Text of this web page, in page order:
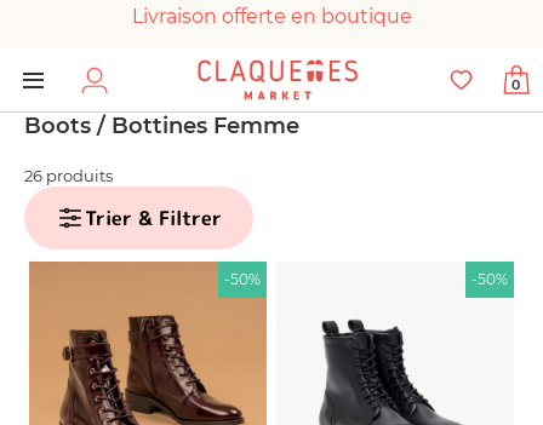
Livraison offerte en boutique
Paiement 100% sécurisé
Chaussures garanties en parfait état
0
Boots / Bottines Femme
26 produits
Trier & Filtrer
-50% -50%